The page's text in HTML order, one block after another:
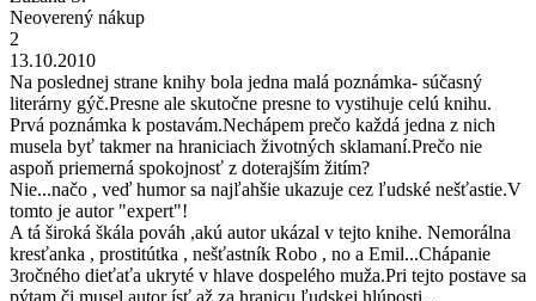
Neoverený nákup
2
13.10.2010
Na poslednej strane knihy bola jedna malá poznámka- súčasný
literárny gýč.Presne ale skutočne presne to vystihuje celú knihu.
Prvá poznámka k postavám.Nechápem prečo každá jedna z nich
musela byť takmer na hraniciach životných sklamaní.Prečo nie
aspoň priemerná spokojnosť z doterajším žitím?
Nie...načo , veď humor sa najľahšie ukazuje cez ľudské nešťastie.V
tomto je autor "expert"!
A tá široká škála pováh ,akú autor ukázal v tejto knihe. Nemorálna
kresťanka , prostitútka , nešťastník Robo , no a Emil...Chápanie
3ročného dieťaťa ukryté v hlave dospelého muža.Pri tejto postave sa
pýtam,či musel autor ísť až za hranicu ľudskej hlúposti...